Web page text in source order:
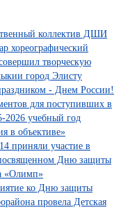
коллектив ДШИ
хореографический
творческую
город Элисту
- Днем России!
для поступивших в
2026 учебный год
в объективе»
приняли участие в
Дню защиты
«Олимп»
ко Дню защиты
провела Детская